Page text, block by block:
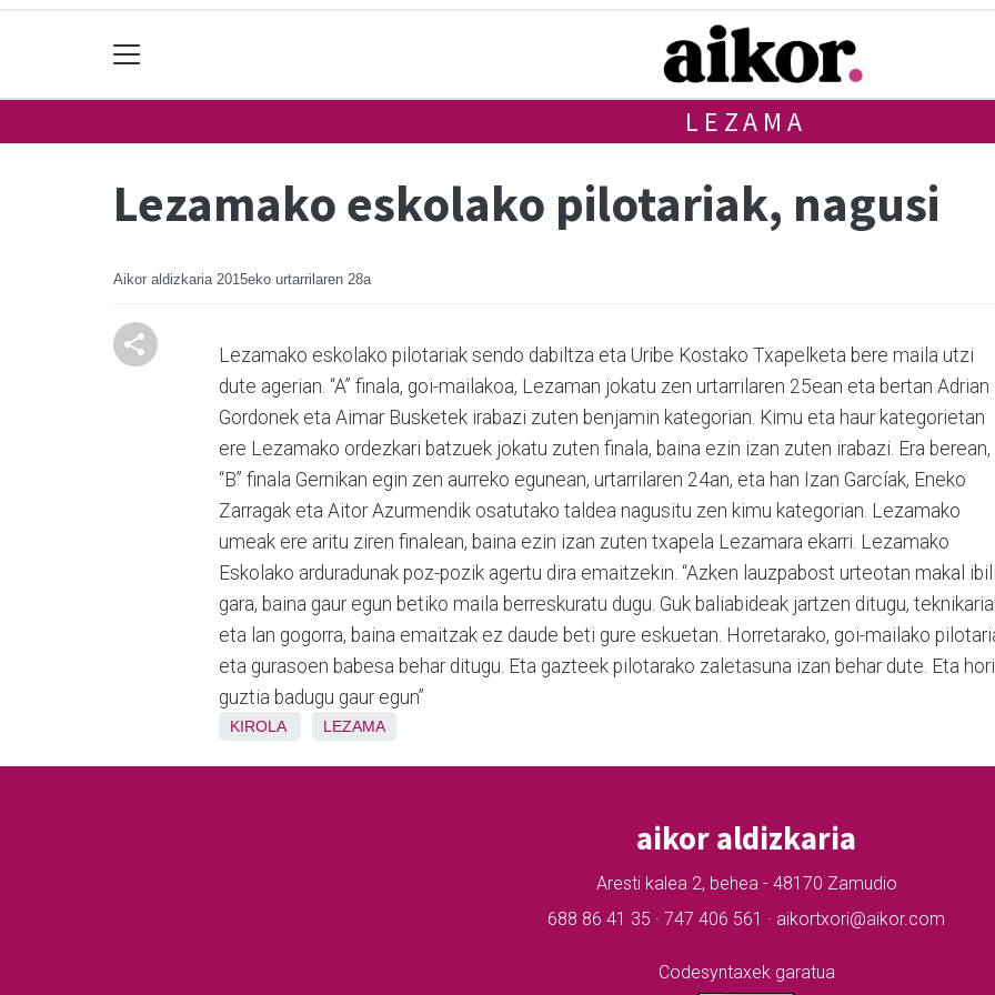
LEZAMA
Lezamako eskolako pilotariak, nagusi
Aikor aldizkaria 2015eko urtarrilaren 28a
Lezamako eskolako pilotariak sendo dabiltza eta Uribe Kostako Txapelketa bere maila utzi
dute agerian. “A” finala, goi-mailakoa, Lezaman jokatu zen urtarrilaren 25ean eta bertan Adrian
Gordonek eta Aimar Busketek irabazi zuten benjamin kategorian. Kimu eta haur kategorietan
ere Lezamako ordezkari batzuek jokatu zuten finala, baina ezin izan zuten irabazi. Era berean,
“B” finala Gernikan egin zen aurreko egunean, urtarrilaren 24an, eta han Izan Garcíak, Eneko
Zarragak eta Aitor Azurmendik osatutako taldea nagusitu zen kimu kategorian. Lezamako
umeak ere aritu ziren finalean, baina ezin izan zuten txapela Lezamara ekarri. Lezamako
Eskolako arduradunak poz-pozik agertu dira emaitzekin. “Azken lauzpabost urteotan makal ibili
gara, baina gaur egun betiko maila berreskuratu dugu. Guk baliabideak jartzen ditugu,
eta lan gogorra, baina emaitzak ez daude beti gure eskuetan. Horretarako, goi-mailako
eta gurasoen babesa behar ditugu. Eta gazteek pilotarako zaletasuna izan behar dute. Eta hori
guztia badugu gaur egun”
KIROLA LEZAMA
aikor aldizkaria
Aresti kalea 2, behea - 48170 Zamudio
688 86 41 35 · 747 406 561 · aikortxori@aikor.com
Codesyntaxek garatua